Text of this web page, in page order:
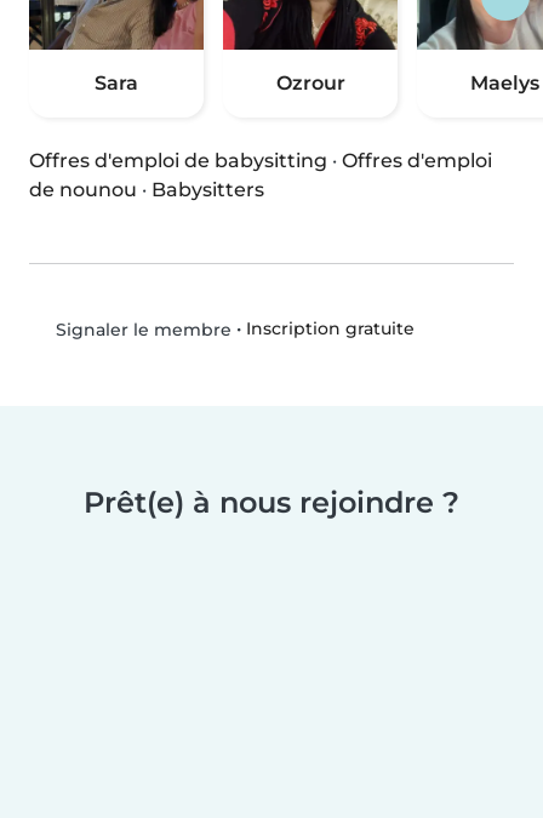
Sara Ozrour Maelys
Offres d'emploi de babysitting · Offres d'emploi
de nounou · Babysitters
Signaler le membre • Inscription gratuite
Prêt(e) à nous rejoindre ?